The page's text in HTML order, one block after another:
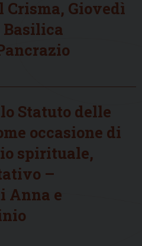
Crisma, Giovedì
Basilica
Statuto delle
occasione di
spirituale,
–
Anna e